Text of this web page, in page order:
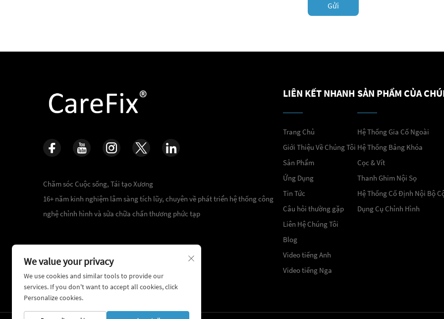
Gửi
Chăm sóc Cuộc sống, Tái tạo Xương
16+ năm kinh nghiệm lâm sàng tích lũy, chuyên về phát triển hệ thống công
nghệ chỉnh hình và sửa chữa chấn thương phức tạp
LIÊN KẾT NHANH
Trang Chủ
Giới Thiệu Về Chúng Tôi
Sản Phẩm
Ứng Dụng
Tin Tức
Câu hỏi thường gặp
Liên Hệ Chúng Tôi
Blog
Video tiếng Anh
Video tiếng Nga
SẢN PHẨM CỦA
Hệ Thống Gia Cố Ngoài
Hệ Thống Bảng Khóa
Cọc & Vít
Thanh Ghim Nội Sọ
Hệ Thống Cố Định Nội Bộ
Dụng Cụ Chỉnh Hình
We value your privacy
We use cookies and similar tools to provide our
services. If you don't want to accept all cookies, click
Personalize cookies.